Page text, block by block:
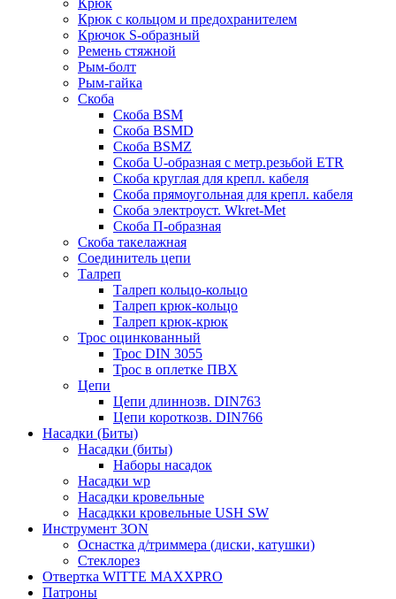
Крюк
Крюк с кольцом и предохранителем
Крючок S-образный
Ремень стяжной
Рым-болт
Рым-гайка
Скоба
Скоба BSM
Скоба BSMD
Скоба BSMZ
Скоба U-образная с метр.резьбой ETR
Скоба круглая для крепл. кабеля
Скоба прямоугольная для крепл. кабеля
Скоба электроуст. Wkret-Met
Скоба П-образная
Скоба такелажная
Соединитель цепи
Талреп
Талреп кольцо-кольцо
Талреп крюк-кольцо
Талреп крюк-крюк
Трос оцинкованный
Трос DIN 3055
Трос в оплетке ПВХ
Цепи
Цепи длиннозв. DIN763
Цепи короткозв. DIN766
Насадки (Биты)
Насадки (биты)
Наборы насадок
Насадки wp
Насадки кровельные
Насадкки кровельные USH SW
Инструмент 3ON
Оснастка д/триммера (диски, катушки)
Стеклорез
Отвертка WITTE MAXXPRO
Патроны